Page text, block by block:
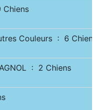
Chiens
Couleurs : 6 Chiens
: 2 Chiens